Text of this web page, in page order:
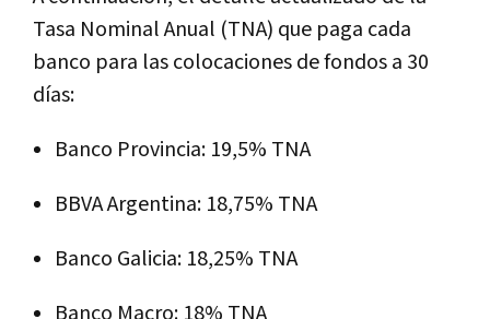
Tasa Nominal Anual (TNA) que paga cada
banco para las colocaciones de fondos a 30
días:
Banco Provincia: 19,5% TNA
BBVA Argentina: 18,75% TNA
Banco Galicia: 18,25% TNA